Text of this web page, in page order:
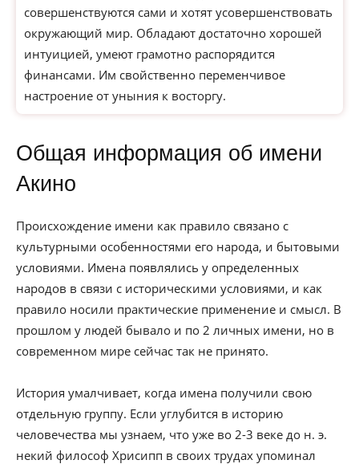
совершенствуются сами и хотят усовершенствовать
окружающий мир. Обладают достаточно хорошей
интуицией, умеют грамотно распорядится
финансами. Им свойственно переменчивое
настроение от уныния к восторгу.
Общая информация об имени
Акино
Происхождение имени как правило связано с
культурными особенностями его народа, и бытовыми
условиями. Имена появлялись у определенных
народов в связи с историческими условиями, и как
правило носили практические применение и смысл. В
прошлом у людей бывало и по 2 личных имени, но в
современном мире сейчас так не принято.
История умалчивает, когда имена получили свою
отдельную группу. Если углубится в историю
человечества мы узнаем, что уже во 2-3 веке до н. э.
некий философ Хрисипп в своих трудах упоминал